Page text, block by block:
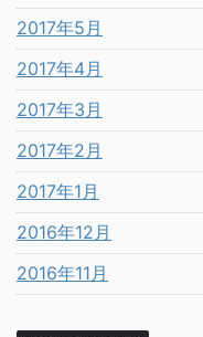
2017年5月
2017年4月
2017年3月
2017年2月
2017年1月
2016年12月
2016年11月